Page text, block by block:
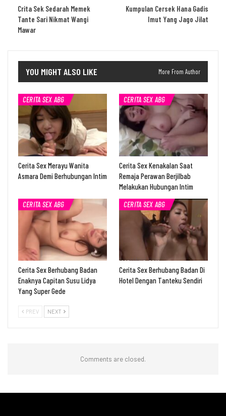
Crita Sek Sedarah Memek
Tante Sari Nikmat Wangi
Mawar
Kumpulan Cersek Hana Gadis
Imut Yang Jago Jilat
YOU MIGHT ALSO LIKE More From Author
CERITA SEX ABG
Cerita Sex Merayu Wanita
Asmara Demi Berhubungan Intim
CERITA SEX ABG
Cerita Sex Kenakalan Saat
Remaja Perawan Berjilbab
Melakukan Hubungan Intim
CERITA SEX ABG
Cerita Sex Berhubang Badan
Enaknya Capitan Susu Lidya
Yang Super Gede
CERITA SEX ABG
Cerita Sex Berhubang Badan Di
Hotel Dengan Tanteku Sendiri
PREV NEXT
Comments are closed.